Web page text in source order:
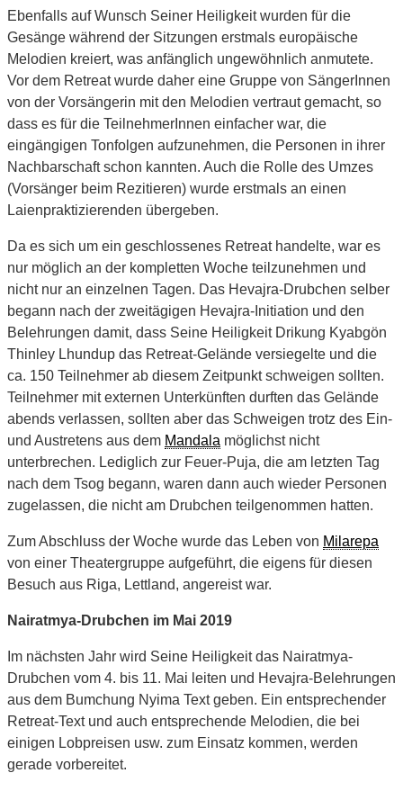
Ebenfalls auf Wunsch Seiner Heiligkeit wurden für die
Gesänge während der Sitzungen erstmals europäische
Melodien kreiert, was anfänglich ungewöhnlich anmutete.
Vor dem Retreat wurde daher eine Gruppe von SängerInnen
von der Vorsängerin mit den Melodien vertraut gemacht, so
dass es für die TeilnehmerInnen einfacher war, die
eingängigen Tonfolgen aufzunehmen, die Personen in ihrer
Nachbarschaft schon kannten. Auch die Rolle des Umzes
(Vorsänger beim Rezitieren) wurde erstmals an einen
Laienpraktizierenden übergeben.
Da es sich um ein geschlossenes Retreat handelte, war es
nur möglich an der kompletten Woche teilzunehmen und
nicht nur an einzelnen Tagen. Das Hevajra-Drubchen selber
begann nach der zweitägigen Hevajra-Initiation und den
Belehrungen damit, dass Seine Heiligkeit Drikung Kyabgön
Thinley Lhundup das Retreat-Gelände versiegelte und die
ca. 150 Teilnehmer ab diesem Zeitpunkt schweigen sollten.
Teilnehmer mit externen Unterkünften durften das Gelände
abends verlassen, sollten aber das Schweigen trotz des Ein-
und Austretens aus dem Mandala möglichst nicht
unterbrechen. Lediglich zur Feuer-Puja, die am letzten Tag
nach dem Tsog begann, waren dann auch wieder Personen
zugelassen, die nicht am Drubchen teilgenommen hatten.
Zum Abschluss der Woche wurde das Leben von Milarepa
von einer Theatergruppe aufgeführt, die eigens für diesen
Besuch aus Riga, Lettland, angereist war.
Nairatmya-Drubchen im Mai 2019
Im nächsten Jahr wird Seine Heiligkeit das Nairatmya-
Drubchen vom 4. bis 11. Mai leiten und Hevajra-Belehrungen
aus dem Bumchung Nyima Text geben. Ein entsprechender
Retreat-Text und auch entsprechende Melodien, die bei
einigen Lobpreisen usw. zum Einsatz kommen, werden
gerade vorbereitet.